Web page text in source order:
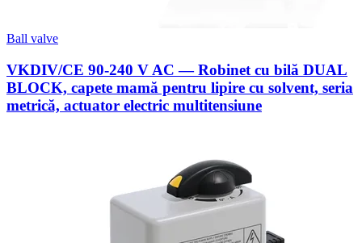
Ball valve
VKDIV/CE 90-240 V AC — Robinet cu bilă DUAL
BLOCK, capete mamă pentru lipire cu solvent, seria
metrică, actuator electric multitensiune